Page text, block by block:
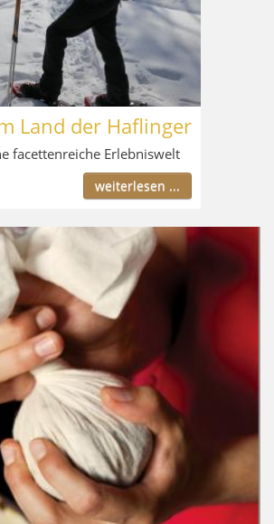
Land der Haflinger
facettenreiche Erlebniswelt
weiterlesen ...